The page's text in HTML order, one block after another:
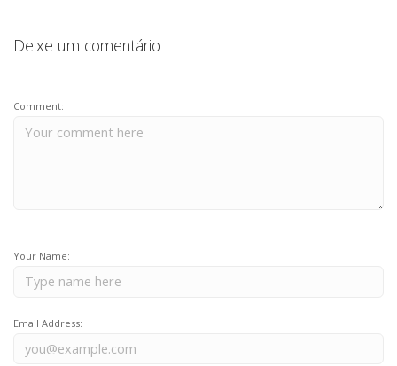
Deixe um comentário
Comment:
Your Name:
Email Address: